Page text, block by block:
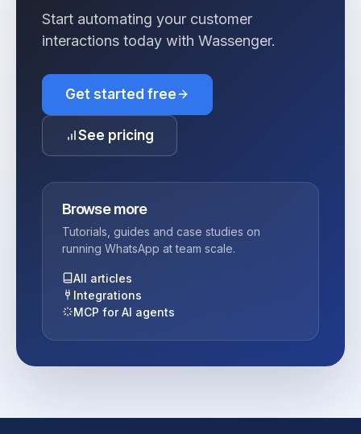
Start automating your customer
interactions today with Wassenger.
Get started free
See pricing
Browse more
Tutorials, guides and case studies on
running WhatsApp at team scale.
All articles
Integrations
MCP for AI agents